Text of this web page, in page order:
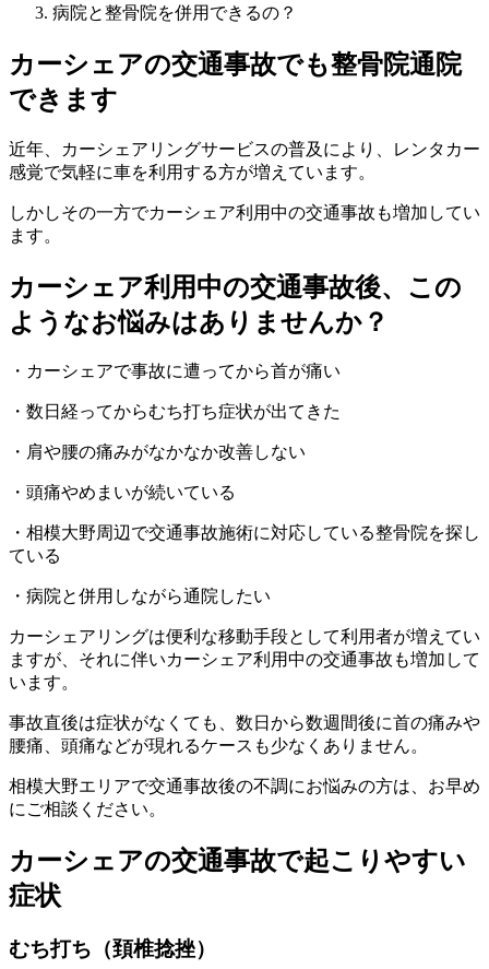
病院と整骨院を併用できるの？
カーシェアの交通事故でも整骨院通院
できます
近年、カーシェアリングサービスの普及により、レンタカー
感覚で気軽に車を利用する方が増えています。
しかしその一方でカーシェア利用中の交通事故も増加してい
ます。
カーシェア利用中の交通事故後、この
ようなお悩みはありませんか？
・カーシェアで事故に遭ってから首が痛い
・数日経ってからむち打ち症状が出てきた
・肩や腰の痛みがなかなか改善しない
・頭痛やめまいが続いている
・相模大野周辺で交通事故施術に対応している整骨院を探し
ている
・病院と併用しながら通院したい
カーシェアリングは便利な移動手段として利用者が増えてい
ますが、それに伴いカーシェア利用中の交通事故も増加して
います。
事故直後は症状がなくても、数日から数週間後に首の痛みや
腰痛、頭痛などが現れるケースも少なくありません。
相模大野エリアで交通事故後の不調にお悩みの方は、お早め
にご相談ください。
カーシェアの交通事故で起こりやすい
症状
むち打ち（頚椎捻挫）